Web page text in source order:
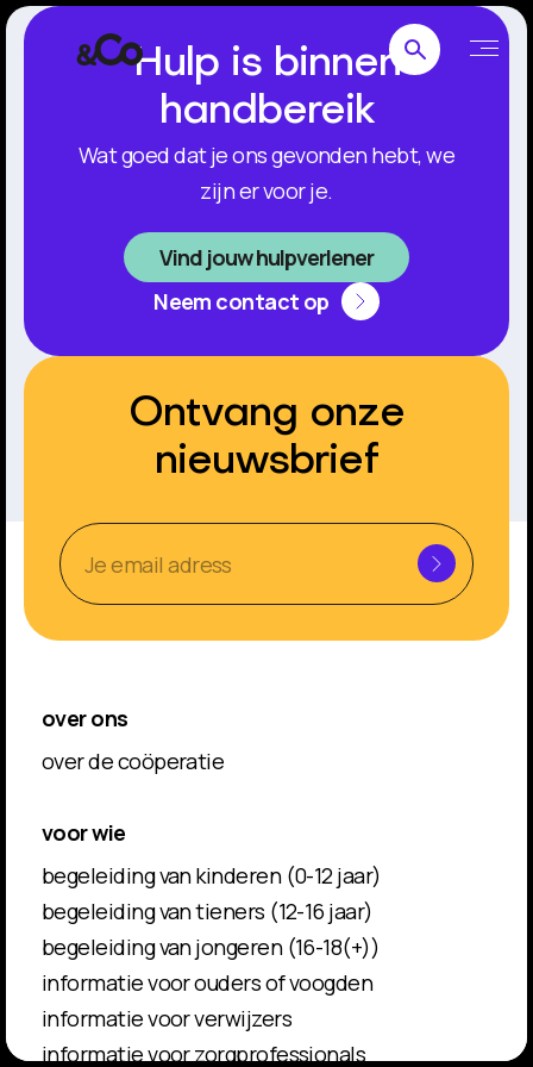
Hulp is binnen
handbereik
Wat goed dat je ons gevonden hebt, we
zijn er voor je.
Vind jouw hulpverlener
Neem contact op
Ontvang onze
nieuwsbrief
over ons
over de coöperatie
voor wie
begeleiding van kinderen (0-12 jaar)
begeleiding van tieners (12-16 jaar)
begeleiding van jongeren (16-18(+))
informatie voor ouders of voogden
informatie voor verwijzers
informatie voor zorgprofessionals